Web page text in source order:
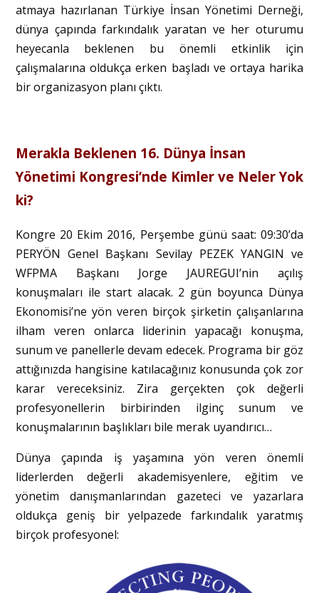
atmaya hazırlanan Türkiye İnsan Yönetimi Derneği,
dünya çapında farkındalık yaratan ve her oturumu
heyecanla beklenen bu önemli etkinlik için
çalışmalarına oldukça erken başladı ve ortaya harika
bir organizasyon planı çıktı.
Merakla Beklenen 16. Dünya İnsan
Yönetimi Kongresi’nde Kimler ve Neler Yok
ki?
Kongre 20 Ekim 2016, Perşembe günü saat: 09:30’da
PERYÖN Genel Başkanı Sevilay PEZEK YANGIN ve
WFPMA Başkanı Jorge JAUREGUI’nin açılış
konuşmaları ile start alacak. 2 gün boyunca Dünya
Ekonomisi’ne yön veren birçok şirketin çalışanlarına
ilham veren onlarca liderinin yapacağı konuşma,
sunum ve panellerle devam edecek. Programa bir göz
attığınızda hangisine katılacağınız konusunda çok zor
karar vereceksiniz. Zira gerçekten çok değerli
profesyonellerin birbirinden ilginç sunum ve
konuşmalarının başlıkları bile merak uyandırıcı…
Dünya çapında iş yaşamına yön veren önemli
liderlerden değerli akademisyenlere, eğitim ve
yönetim danışmanlarından gazeteci ve yazarlara
oldukça geniş bir yelpazede farkındalık yaratmış
birçok profesyonel: